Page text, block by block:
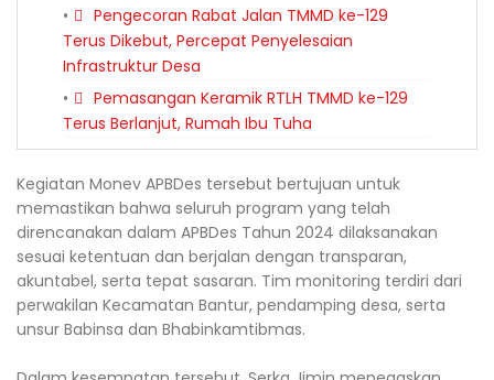
Pengecoran Rabat Jalan TMMD ke-129
Terus Dikebut, Percepat Penyelesaian
Infrastruktur Desa
Pemasangan Keramik RTLH TMMD ke-129
Terus Berlanjut, Rumah Ibu Tuha
Kegiatan Monev APBDes tersebut bertujuan untuk
memastikan bahwa seluruh program yang telah
direncanakan dalam APBDes Tahun 2024 dilaksanakan
sesuai ketentuan dan berjalan dengan transparan,
akuntabel, serta tepat sasaran. Tim monitoring terdiri dari
perwakilan Kecamatan Bantur, pendamping desa, serta
unsur Babinsa dan Bhabinkamtibmas.